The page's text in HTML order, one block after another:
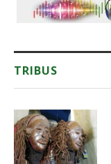
TRIBUS